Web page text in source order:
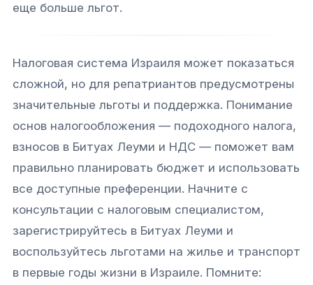
еще больше льгот.​
Налоговая система Израиля может показаться
сложной, но для репатриантов предусмотрены
значительные льготы и поддержка. Понимание
основ налогообложения — подоходного налога,
взносов в Битуах Леуми и НДС — поможет вам
правильно планировать бюджет и использовать
все доступные преференции. Начните с
консультации с налоговым специалистом,
зарегистрируйтесь в Битуах Леуми и
воспользуйтесь льготами на жилье и транспорт
в первые годы жизни в Израиле. Помните: